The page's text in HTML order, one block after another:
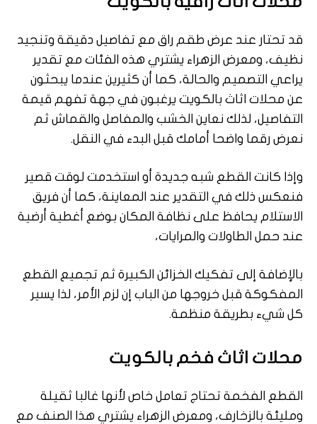
قد تحتار عند عرض طقم راق مع تفاصيل دقيقة وتنجيد
نظيف، ومعرض الزهراء يشتري هذه الفئات مع تقدير
يراعي التصميم والحالة، كما أن كثيرين عندما يبحثون
عن محلات اثاث بالكويت يرغبون في جهة تفهم قيمة
التفاصيل، لذلك نعاين الخشب والمفاصل والقماش ثم
نعرض رقما واضحا أمامك قبل البدء في النقل.
وإذا كانت القطع شبه جديدة أو استخدمت لوقت قصير
فنعكس ذلك في التقدير عند المعاينة، كما أن فريق
الاستلام يحافظ على نظافة المكان بوضع أغطية أرضية
عند حمل الطاولات والمرايات،
بالإضافة إلى تفكيك الخزائن الكبيرة ثم تجميع القطع
المفكوكة قبل خروجها من الباب إن لزم الأمر، لذا يسير
كل شيء بطريقة منظمة.
محلات اثاث فخم بالكويت
القطع الفخمة تحتاج تعامل خاص لأنها غالبا ثقيلة
ومليئة بالزخارف، ومعرض الزهراء يشتري هذا الصنف مع